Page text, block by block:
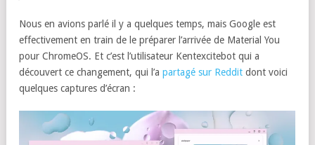
Nous en avions parlé il y a quelques temps, mais Google est
effectivement en train de le préparer l’arrivée de Material You
pour ChromeOS. Et c’est l’utilisateur Kentexcitebot qui a
découvert ce changement, qui l’a partagé sur Reddit dont voici
quelques captures d’écran :